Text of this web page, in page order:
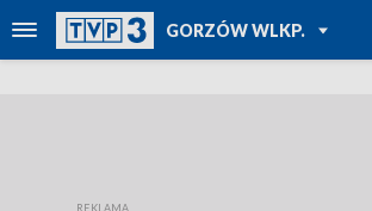
GORZÓW WLKP.
TVP REGIONY